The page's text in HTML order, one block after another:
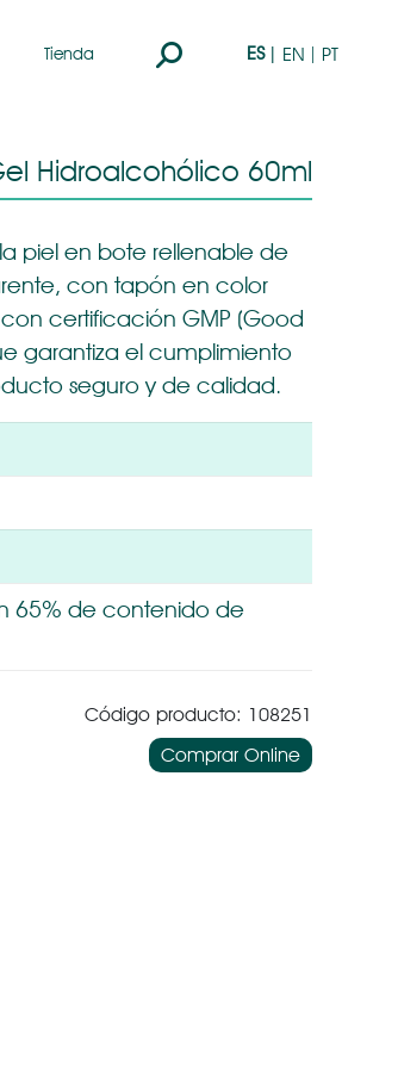
Tienda Buscar: ES EN PT
Hidroalcohólico 60ml
piel en bote rellenable de
con tapón en color
certificación GMP (Good
garantiza el cumplimiento
seguro y de calidad.
65% de contenido de
Código producto: 108251
Comprar Online